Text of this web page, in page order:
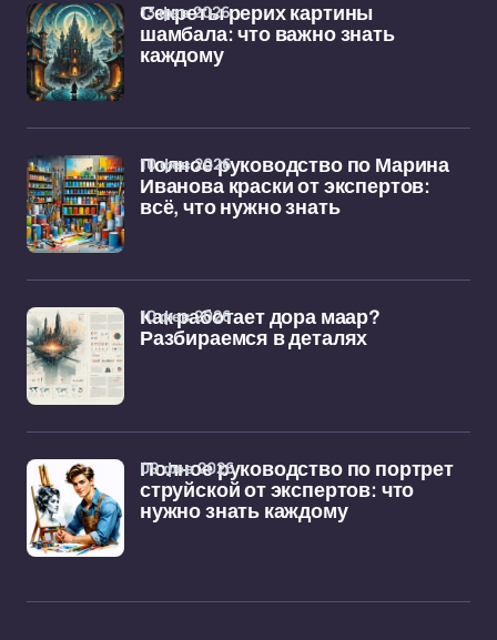
Секреты рерих картины
шамбала: что важно знать
каждому
13 фев 2026
Полное руководство по Марина
Иванова краски от экспертов:
всё, что нужно знать
10 фев 2026
Как работает дора маар?
Разбираемся в деталях
10 фев 2026
Полное руководство по портрет
струйской от экспертов: что
нужно знать каждому
09 фев 2026